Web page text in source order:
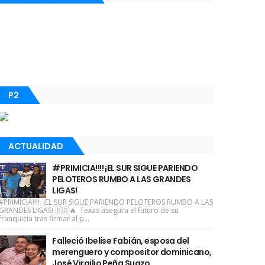
P2
ACTUALIDAD
#PRIMICIA!!!! ¡EL SUR SIGUE PARIENDO
PELOTEROS RUMBO A LAS GRANDES
LIGAS!
¡EL SUR SIGUE PARIENDO PELOTEROS RUMBO A LAS
GRANDES LIGAS! 🇩🇴🔥 Texas asegura el futuro de su
tras firmar al p...
Falleció Ibelise Fabián, esposa del
merenguero y compositor dominicano,